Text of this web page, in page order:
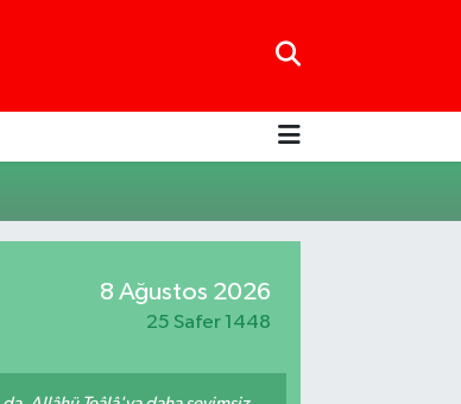
8 Ağustos 2026
25 Safer 1448